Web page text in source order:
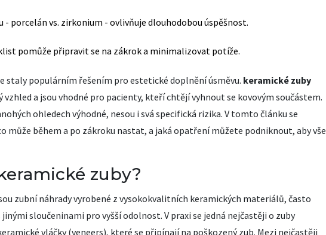
- porcelán vs. zirkonium - ovlivňuje dlouhodobou úspěšnost.
pomůže připravit se na zákrok a minimalizovat potíže.
staly populárním řešením pro estetické doplnění úsměvu. keramické zuby
a jsou vhodné pro pacienty, kteří chtějí vyhnout se kovovým součástem.
ohledech výhodné, nesou i svá specifická rizika. V tomto článku se
může během a po zákroku nastat, a jaká opatření můžete podniknout, aby vše
zuby?
zubní náhrady vyrobené z vysokokvalitních keramických materiálů, často
sloučeninami pro vyšší odolnost. V praxi se jedná nejčastěji o zuby
vláčky (veneers), které se připínají na poškozený zub. Mezi nejčastěji